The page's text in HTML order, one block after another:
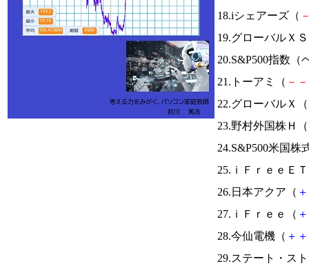
18.iシェアーズ（
19.グローバルＸ
20.S&P500指数（
21.トーアミ（ － －
22.グローバルＸ（
23.野村外国株Ｈ（
24.S&P500米国株
25.ｉＦｒｅｅＥ
26.日本アクア（ ＋
27.ｉＦｒｅｅ（ ＋
28.今仙電機（ ＋ ＋
29.ステート・ス